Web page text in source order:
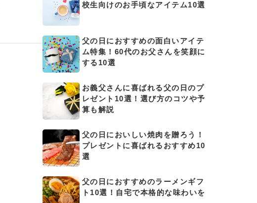
校生向けのお手頃なアイテム10選
父の日におすすめの面白いアイテ
ム特集！60代のお父さんを笑顔に
する10選
お義父さんに喜ばれる父の日のプ
レゼント10選！選び方のコツや予
算も解説
父の日においしい焼肉を贈ろう！
プレゼントに喜ばれるおすすめ10
選
父の日におすすめのラーメンギフ
ト10選！自宅で本格的な味わいを